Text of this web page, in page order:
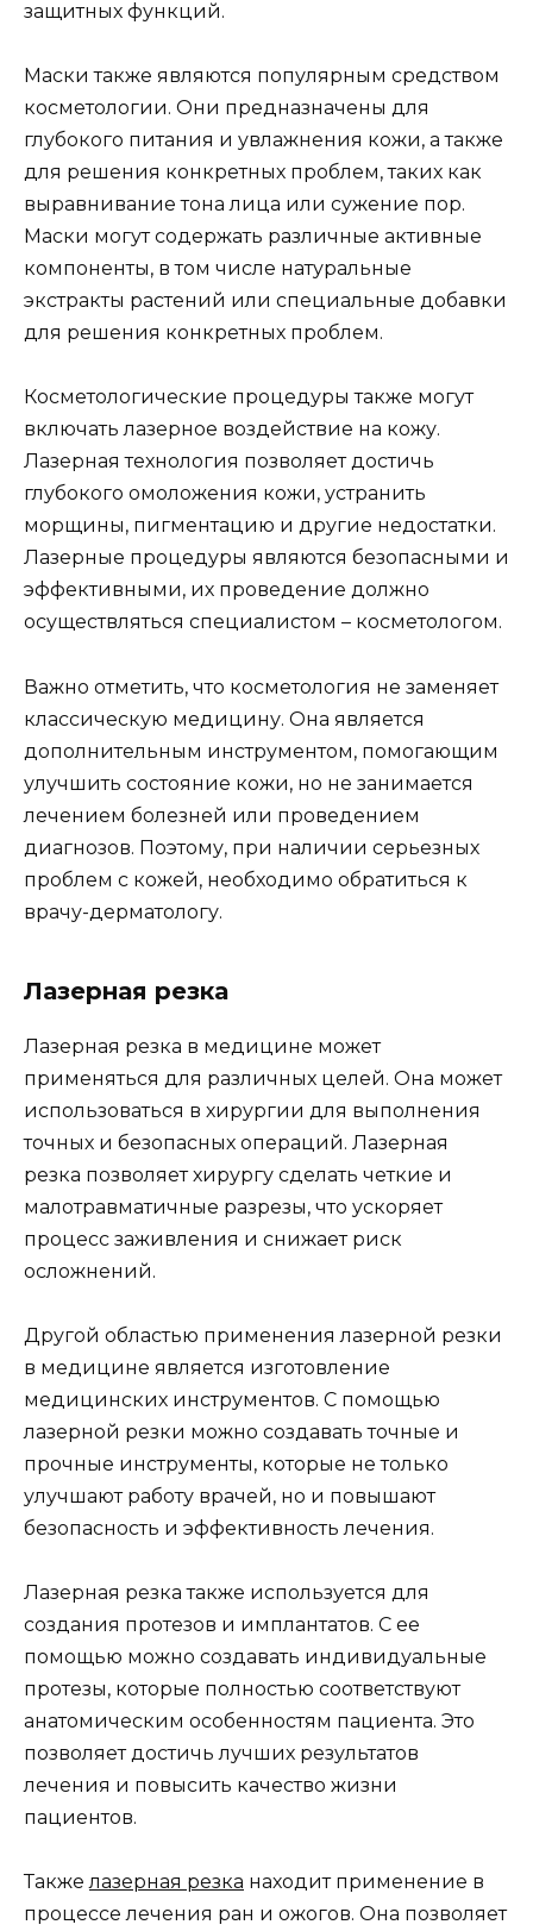
защитных функций.
Маски также являются популярным средством
косметологии. Они предназначены для
глубокого питания и увлажнения кожи, а также
для решения конкретных проблем, таких как
выравнивание тона лица или сужение пор.
Маски могут содержать различные активные
компоненты, в том числе натуральные
экстракты растений или специальные добавки
для решения конкретных проблем.
Косметологические процедуры также могут
включать лазерное воздействие на кожу.
Лазерная технология позволяет достичь
глубокого омоложения кожи, устранить
морщины, пигментацию и другие недостатки.
Лазерные процедуры являются безопасными и
эффективными, их проведение должно
осуществляться специалистом – косметологом.
Важно отметить, что косметология не заменяет
классическую медицину. Она является
дополнительным инструментом, помогающим
улучшить состояние кожи, но не занимается
лечением болезней или проведением
диагнозов. Поэтому, при наличии серьезных
проблем с кожей, необходимо обратиться к
врачу-дерматологу.
Лазерная резка
Лазерная резка в медицине может
применяться для различных целей. Она может
использоваться в хирургии для выполнения
точных и безопасных операций. Лазерная
резка позволяет хирургу сделать четкие и
малотравматичные разрезы, что ускоряет
процесс заживления и снижает риск
осложнений.
Другой областью применения лазерной резки
в медицине является изготовление
медицинских инструментов. С помощью
лазерной резки можно создавать точные и
прочные инструменты, которые не только
улучшают работу врачей, но и повышают
безопасность и эффективность лечения.
Лазерная резка также используется для
создания протезов и имплантатов. С ее
помощью можно создавать индивидуальные
протезы, которые полностью соответствуют
анатомическим особенностям пациента. Это
позволяет достичь лучших результатов
лечения и повысить качество жизни
пациентов.
Такжелазерная резка находит применение в
процессе лечения ран и ожогов. Она позволяет